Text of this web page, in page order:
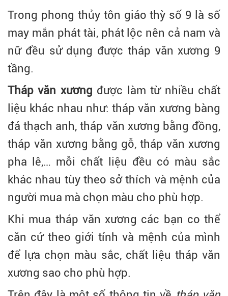
Trong phong thủy tôn giáo thỳ số 9 là số
may mắn phát tài, phát lộc nên cả nam và
nữ đều sử dụng được tháp văn xương 9
tầng.
Tháp văn xương được làm từ nhiều chất
liệu khác nhau như: tháp văn xương bàng
đá thạch anh, tháp văn xương bằng đồng,
tháp văn xương bằng gỗ, tháp văn xương
pha lê,… mỗi chất liệu đều có màu sắc
khác nhau tùy theo sở thích và mệnh của
người mua mà chọn màu cho phù hợp.
Khi mua tháp văn xương các bạn co thể
căn cứ theo giới tính và mệnh của mình
để lựa chọn màu sắc, chất liệu tháp văn
xương sao cho phù hợp.